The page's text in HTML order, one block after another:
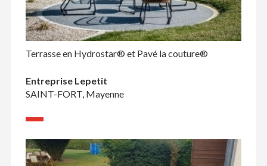
Terrasse en Hydrostar® et Pavé la couture®
Entreprise Lepetit
SAINT-FORT, Mayenne